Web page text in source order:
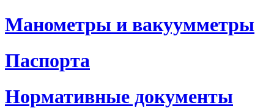
Манометры и вакуумметры
Паспорта
Нормативные документы